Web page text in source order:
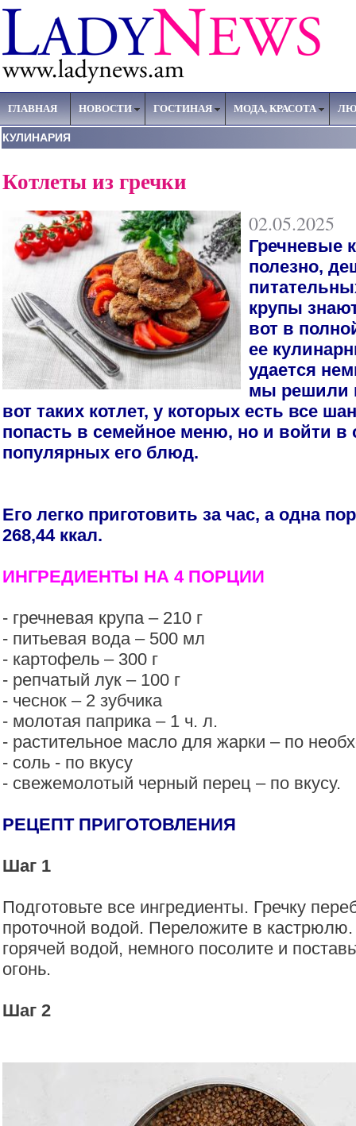
ГЛАВНАЯ НОВОСТИ ГОСТИНАЯ МОДА, КРАСОТА
КУЛИНАРИЯ
Котлеты из гречки
02.05.2025
Гречневые
полезно,
крупы
вот в
ее
удается
мы решили
вот таких котлет, у которых есть все
попасть в семейное меню, но и войти в
популярных его блюд.
Его легко приготовить за час, а одна
268,44 ккал.
ИНГРЕДИЕНТЫ НА 4 ПОРЦИИ
- гречневая крупа – 210 г
- питьевая вода – 500 мл
- картофель – 300 г
- репчатый лук – 100 г
- чеснок – 2 зубчика
- молотая паприка – 1 ч. л.
- растительное масло для жарки – по
- соль - по вкусу
- свежемолотый черный перец – по вкусу.
РЕЦЕПТ ПРИГОТОВЛЕНИЯ
Шаг 1
Подготовьте все ингредиенты. Гречку
проточной водой. Переложите в кастрюлю.
горячей водой, немного посолите и
огонь.
Шаг 2